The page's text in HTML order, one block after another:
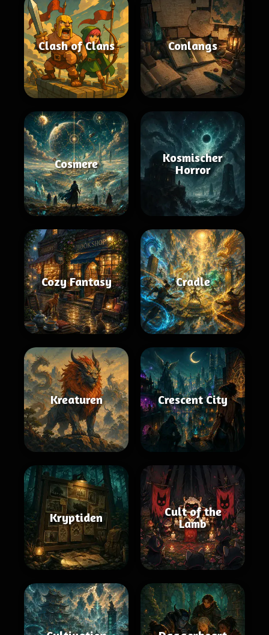
Clash of Clans Conlangs
Cosmere
Kosmischer
Horror
Cozy Fantasy Cradle
Kreaturen Crescent City
Kryptiden
Cult of the
Lamb